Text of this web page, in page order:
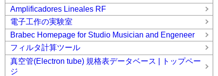
Amplificadores Lineales RF
電子工作の実験室
Brabec Homepage for Studio Musician and Engeneer
フィルタ計算ツール
真空管(Electron tube) 規格表データベース | トップペー
ジ